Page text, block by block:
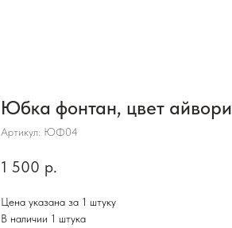
Юбка фонтан, цвет айвори
Артикул: ЮФ04
1 500 р.
Цена указана за 1 штуку
В наличии 1 штука